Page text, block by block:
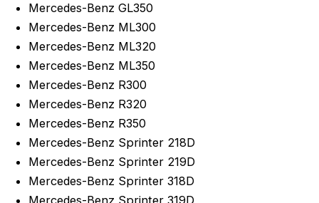
Mercedes-Benz GL350
Mercedes-Benz ML300
Mercedes-Benz ML320
Mercedes-Benz ML350
Mercedes-Benz R300
Mercedes-Benz R320
Mercedes-Benz R350
Mercedes-Benz Sprinter 218D
Mercedes-Benz Sprinter 219D
Mercedes-Benz Sprinter 318D